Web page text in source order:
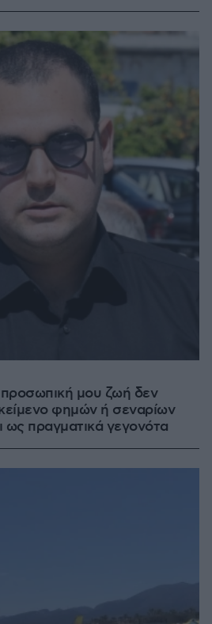
μου ζωή δεν
φημών ή σεναρίων
ως πραγματικά γεγονότα